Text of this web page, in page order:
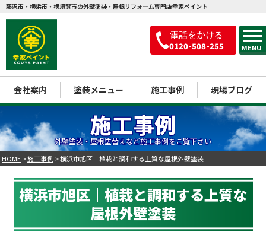
電話をかける
0120-508-255 MENU
藤沢市・横浜市・横須賀市の外壁塗装・屋根リフォーム専門店幸家ペイント
会社案内 塗装メニュー 施工事例 現場ブログ
施工事例
外壁塗装・屋根塗替えなど施工事例をご覧下さい
HOME>施工事例>横浜市旭区｜植栽と調和する上質な屋根外壁塗装
横浜市旭区｜植栽と調和する上質な
屋根外壁塗装